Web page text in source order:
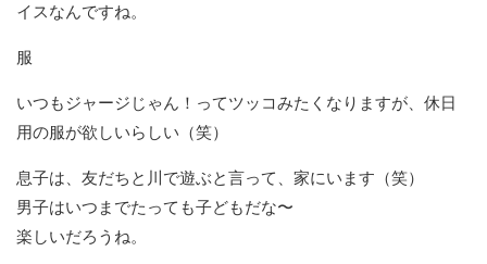
イスなんですね。
服
いつもジャージじゃん！ってツッコみたくなりますが、休日
用の服が欲しいらしい（笑）
息子は、友だちと川で遊ぶと言って、家にいます（笑）
男子はいつまでたっても子どもだな〜
楽しいだろうね。